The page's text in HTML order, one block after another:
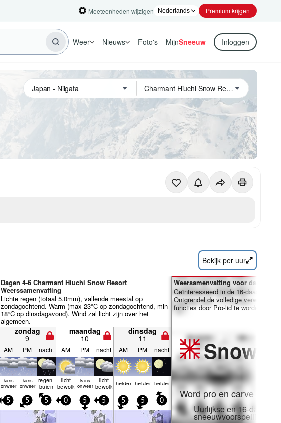
Meeteenheden wijzigen Premium krijgen
Weer Nieuws Foto's MijnSneeuw Inloggen
Bekijk per uur
Dagen 4-6 Charmant Hiuchi Snow Resort
Weerssamenvatting
Lichte regen (totaal 5.0mm), vallende meestal op
zondagochtend. Warm (max 23°C op zondagochtend, min
18°C op dinsdagavond). Wind zal licht zijn over het
algemeen.
zondag
9
maandag
10
dinsdag
11
AM PM nacht AM PM nacht AM PM nacht
kans
onweer
kans
onweer
regen­
buien
licht
bewolkt
kans
onweer
licht
bewolkt helder helder helder
5 5 5 0 5 5 5 5 0
Weersamenvatting voor dagen 7-
Geïnteresseerd in de 16-daagse
Ontgrendel de volledige
functies door Pro-lid te worden.
Snow
Word pro en carve uit:
Uurlijkse en 16-daagse
sneeuwvoorspellingen